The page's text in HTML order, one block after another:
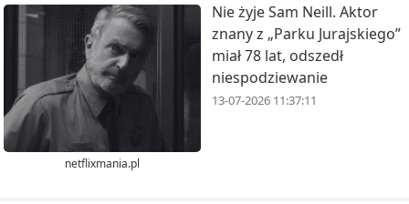
netflixmania.pl
Nie żyje Sam Neill. Aktor
znany z „Parku Jurajskiego”
miał 78 lat, odszedł
niespodziewanie
13-07-2026 11:37:11